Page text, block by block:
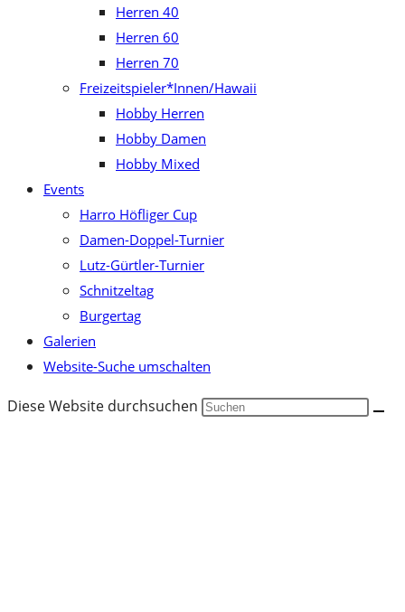
Herren 40
Herren 60
Herren 70
Freizeitspieler*Innen/Hawaii
Hobby Herren
Hobby Damen
Hobby Mixed
Events
Harro Höfliger Cup
Damen-Doppel-Turnier
Lutz-Gürtler-Turnier
Schnitzeltag
Burgertag
Galerien
Website-Suche umschalten
Diese Website durchsuchen